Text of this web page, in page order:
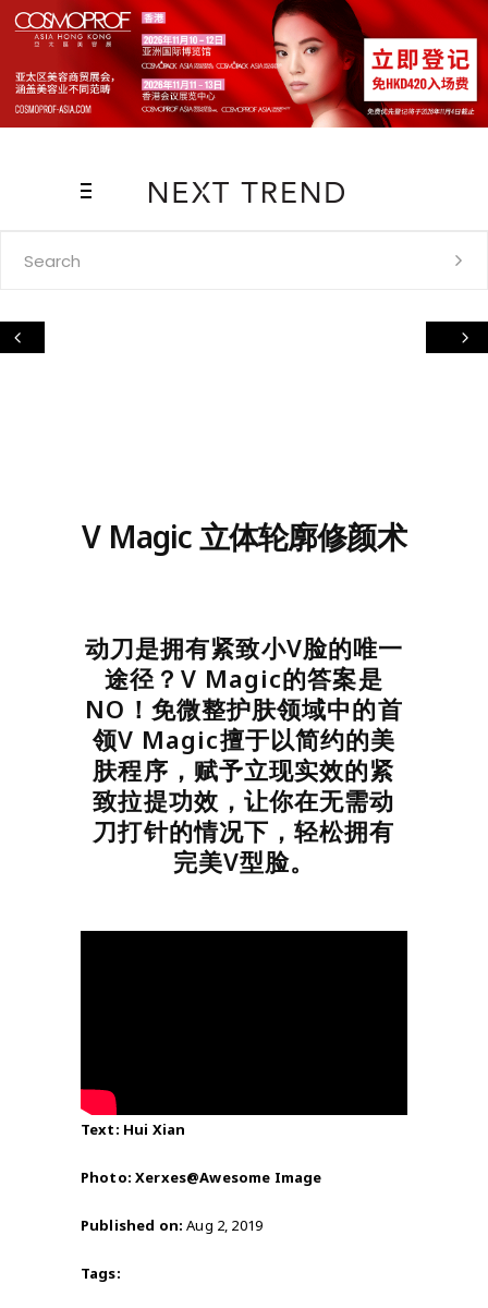
V Magic 立体轮廓修颜术
动刀是拥有紧致小V脸的唯一
途径？V Magic的答案是
NO！免微整护肤领域中的首
领V Magic擅于以简约的美
肤程序，赋予立现实效的紧
致拉提功效，让你在无需动
刀打针的情况下，轻松拥有
完美V型脸。
Text: Hui Xian
Photo: Xerxes@Awesome Image
Published on: Aug 2, 2019
Tags: